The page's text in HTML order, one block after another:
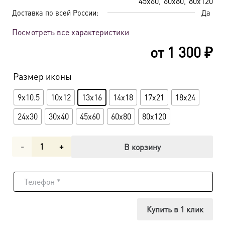
Доставка по всей России: Да
Посмотреть все характеристики
от 1 300₽
Размер иконы
9x10.5 10x12 13x16 14x18 17x21
18x24
24x30
30x40 45х60 60х80 80х120
Количество
Иерусалимская
В корзину
Купить в 1 клик